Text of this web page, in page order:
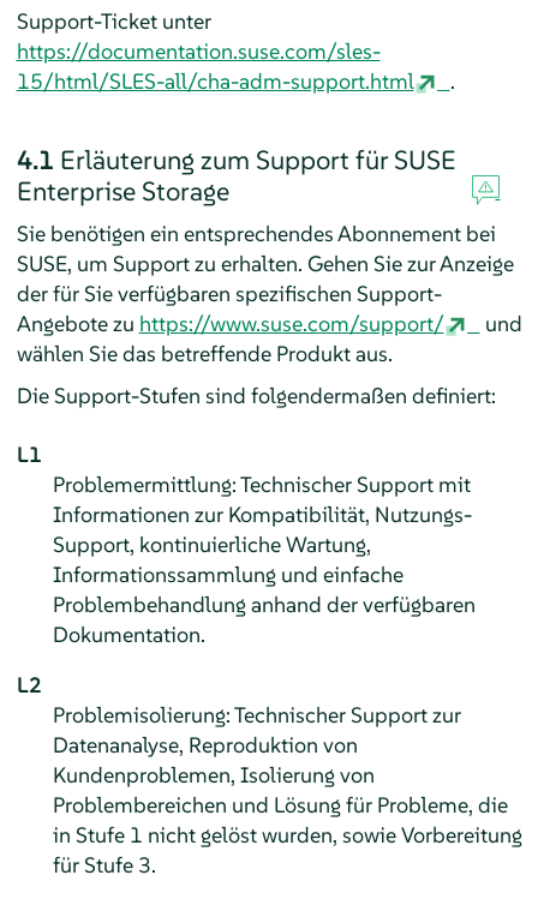
Support-Ticket unter
https://documentation.suse.com/sles-
15/html/SLES-all/cha-adm-support.html
.
4.1 Erläuterung zum Support für SUSE
Enterprise Storage
Sie benötigen ein entsprechendes Abonnement bei
SUSE, um Support zu erhalten. Gehen Sie zur Anzeige
der für Sie verfügbaren spezifischen Support-
Angebote zu https://www.suse.com/support/
und
wählen Sie das betreffende Produkt aus.
Die Support-Stufen sind folgendermaßen definiert:
L1
Problemermittlung: Technischer Support mit
Informationen zur Kompatibilität, Nutzungs-
Support, kontinuierliche Wartung,
Informationssammlung und einfache
Problembehandlung anhand der verfügbaren
Dokumentation.
L2
Problemisolierung: Technischer Support zur
Datenanalyse, Reproduktion von
Kundenproblemen, Isolierung von
Problembereichen und Lösung für Probleme, die
in Stufe 1 nicht gelöst wurden, sowie Vorbereitung
für Stufe 3.